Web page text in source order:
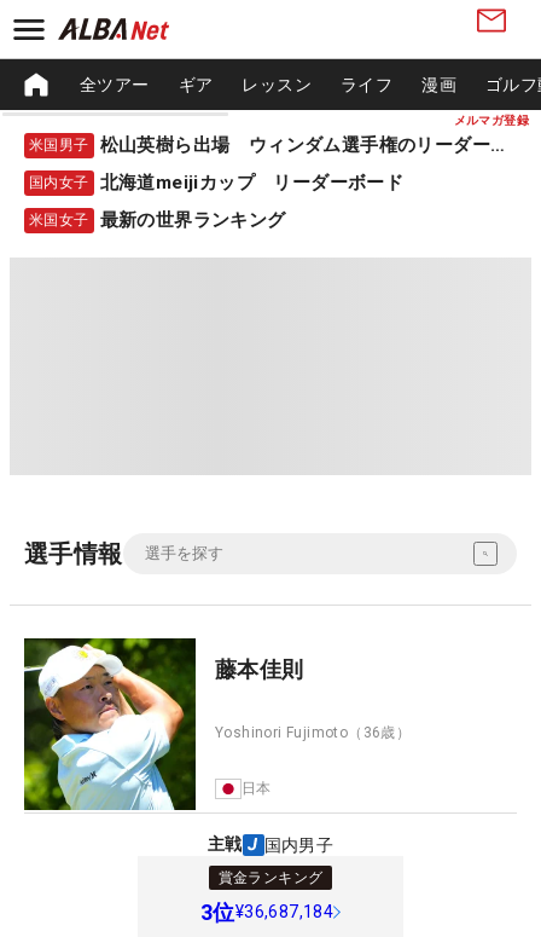
メルマガ登録
全ツアー ギア レッスン ライフ 漫画 ゴル
米国男子 松山英樹ら出場 ウィンダム選手権のリーダーボード
国内女子 北海道meijiカップ リーダーボード
米国女子 最新の世界ランキング
選手情報
藤本佳則
Yoshinori Fujimoto （36歳）
日本
主戦 国内男子
賞金ランキング
3位¥36,687,184